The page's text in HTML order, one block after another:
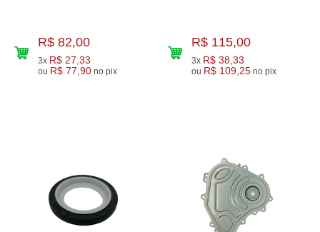
R$ 82,00
3x R$ 27,33
ou R$ 77,90 no pix
R$ 115,00
3x R$ 38,33
ou R$ 109,25 no pix